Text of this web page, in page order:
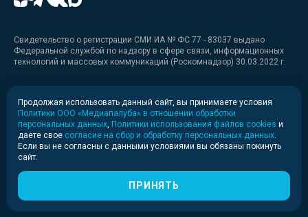
Свидетельство о регистрации СМИ ИА № ФС 77 - 83037 выдано
Федеральной службой по надзору в сфере связи, информационных
технологий и массовых коммуникаций (Роскомнадзор) 30.03.2022 г.
Медиакит
Медиакит для печати
Политика конфиденциальности
© 2020-2026 Информационное агентство «Медиапалуба»
Продолжая использовать данный сайт, вы принимаете условия
Политики ООО «Медиапалуба» в отношении обработки
персональных данных Политики использования файлов cookies и
даете свое согласие на сбор и обработку персональных данных
Если вы не согласны с данными условиями вы обязаны покинуть
сайт.
ПРИНЯТЬ